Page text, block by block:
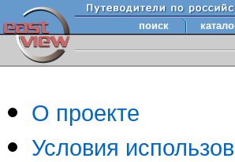
поиск
О проекте
Условия